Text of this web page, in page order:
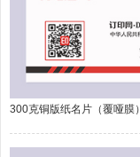
300克铜版纸名片（覆哑膜）